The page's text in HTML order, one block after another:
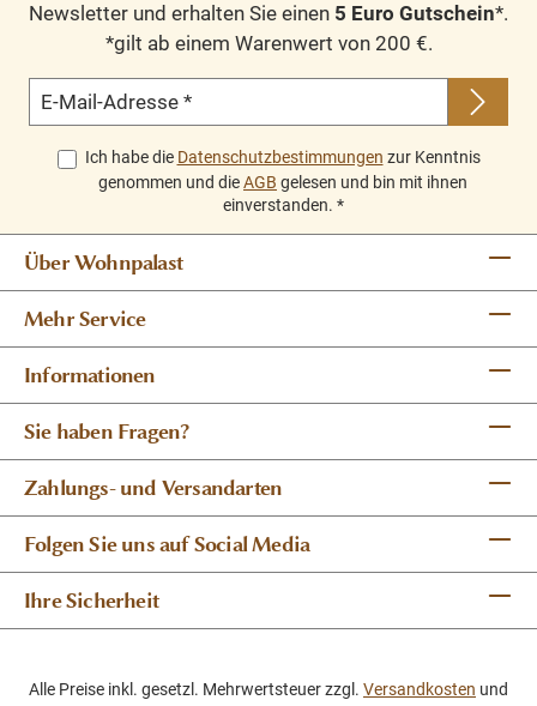
Newsletter und erhalten Sie einen 5 Euro Gutschein*.
*gilt ab einem Warenwert von 200 €.
E-Mail-Adresse *
Ich habe die Datenschutzbestimmungen zur Kenntnis
genommen und dieAGB gelesen und bin mit ihnen
einverstanden. *
Über Wohnpalast
Mehr Service
Informationen
Sie haben Fragen?
Zahlungs- und Versandarten
Folgen Sie uns auf Social Media
Ihre Sicherheit
Alle Preise inkl. gesetzl. Mehrwertsteuer zzgl. Versandkosten und